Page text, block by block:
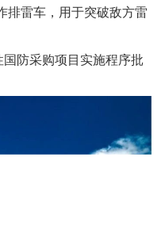
排雷车，用于突破敌方雷
防采购项目实施程序批